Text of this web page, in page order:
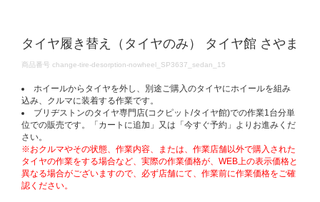
タイヤ履き替え（タイヤのみ） タイヤ館 さやま
DETAILS
商品番号 change-tire-desorption-nowheel_SP3637_sedan_15
ホイールからタイヤを外し、別途ご購入のタイヤにホイールを組み
込み、クルマに装着する作業です。
ブリヂストンのタイヤ専門店(コクピット/タイヤ館)での作業1台分単
位での販売です。「カートに追加」又は「今すぐ予約」よりお進みくだ
さい。
※おクルマやその状態、作業内容、または、作業店舗以外で購入された
タイヤの作業をする場合など、実際の作業価格が、WEB上の表示価格と
異なる場合がございますので、必ず店舗にて、作業前に作業価格をご確
認ください。